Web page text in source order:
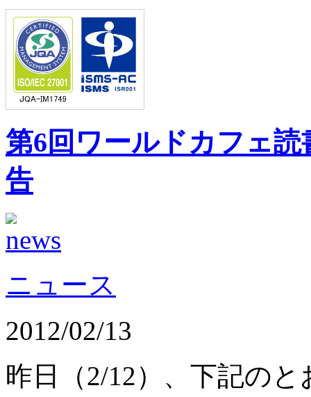
第6回ワールドカフェ
告
ニュース
2012/02/13
昨日（2/12）、下記の